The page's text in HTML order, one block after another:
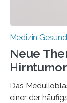
Medizin
Neue
Das
einer der